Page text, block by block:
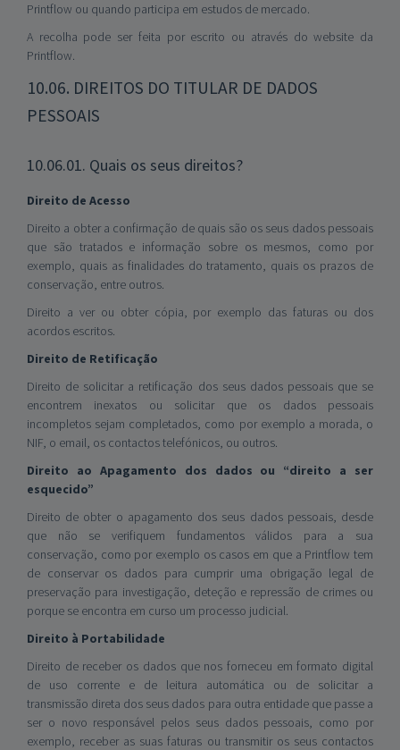
Printflow ou quando participa em estudos de mercado.
A recolha pode ser feita por escrito ou através do website da
Printflow.
10.06. DIREITOS DO TITULAR DE DADOS
PESSOAIS
10.06.01. Quais os seus direitos?
Direito de Acesso
Direito a obter a confirmação de quais são os seus dados pessoais
que são tratados e informação sobre os mesmos, como por
exemplo, quais as finalidades do tratamento, quais os prazos de
conservação, entre outros.
Direito a ver ou obter cópia, por exemplo das faturas ou dos
acordos escritos.
Direito de Retificação
Direito de solicitar a retificação dos seus dados pessoais que se
encontrem inexatos ou solicitar que os dados pessoais
incompletos sejam completados, como por exemplo a morada, o
NIF, o email, os contactos telefónicos, ou outros.
Direito ao Apagamento dos dados ou “direito a ser
esquecido”
Direito de obter o apagamento dos seus dados pessoais, desde
que não se verifiquem fundamentos válidos para a sua
conservação, como por exemplo os casos em que a Printflow tem
de conservar os dados para cumprir uma obrigação legal de
preservação para investigação, deteção e repressão de crimes ou
porque se encontra em curso um processo judicial.
Direito à Portabilidade
Direito de receber os dados que nos forneceu em formato digital
de uso corrente e de leitura automática ou de solicitar a
transmissão direta dos seus dados para outra entidade que passe a
ser o novo responsável pelos seus dados pessoais, como por
exemplo, receber as suas faturas ou transmitir os seus contactos